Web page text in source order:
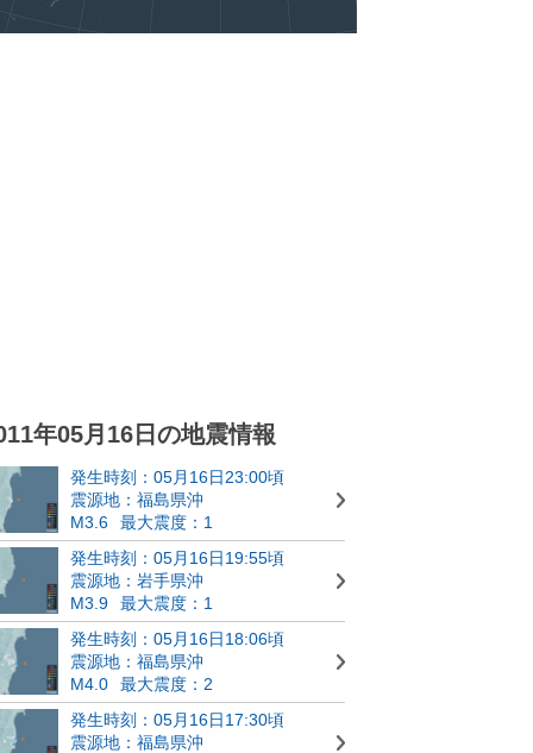
年05月16日の地震情報
発生時刻：05月16日23:00頃
震源地：福島県沖
M3.6
最大震度：1
発生時刻：05月16日19:55頃
震源地：岩手県沖
M3.9
最大震度：1
発生時刻：05月16日18:06頃
震源地：福島県沖
M4.0
最大震度：2
発生時刻：05月16日17:30頃
震源地：福島県沖